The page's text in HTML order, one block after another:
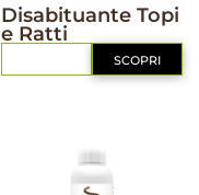
Disabituante Topi
e Ratti
SCOPRI